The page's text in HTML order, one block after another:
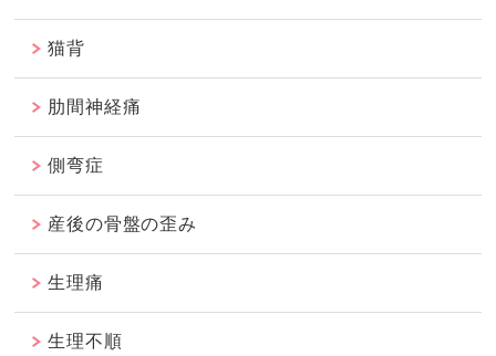
猫背
肋間神経痛
側弯症
産後の骨盤の歪み
生理痛
生理不順